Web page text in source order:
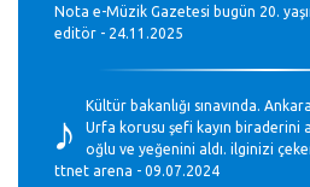
Nota e-Müzik Gazetesi bugün 20.
editör - 24.11.2025
♪
Kültür bakanlığı sınavında.
Urfa korusu şefi kayın biraderini
oğlu ve yeğenini aldı. ilginizi
ttnet arena - 09.07.2024